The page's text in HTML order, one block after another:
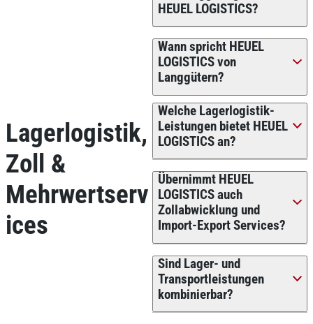
HEUEL LOGISTICS?
Wann spricht HEUEL
LOGISTICS von
Langgütern?
Lagerlogistik,
Zoll &
Mehrwertserv
ices
Welche Lagerlogistik-
Leistungen bietet HEUEL
LOGISTICS an?
Übernimmt HEUEL
LOGISTICS auch
Zollabwicklung und
Import-Export Services?
Sind Lager- und
Transportleistungen
kombinierbar?